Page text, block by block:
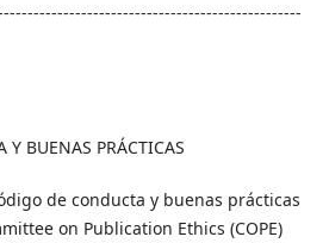
Y BUENAS PRÁCTICAS
de conducta y buenas prácticas
on Publication Ethics (COPE)